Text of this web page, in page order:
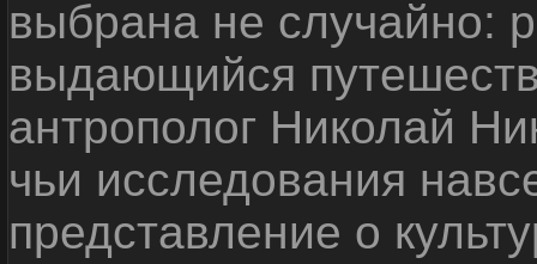
выбрана не случайно:
выдающийся
антрополог Николай
чьи исследования
представление о